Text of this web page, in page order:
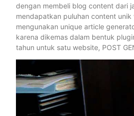
dengan membeli blog content dari
mendapatkan puluhan content
mengunakan unique article
karena dikemas dalam bentuk
tahun untuk satu website, POST